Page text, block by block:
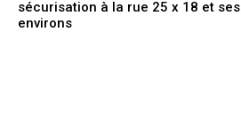
sécurisation à la rue 25 x 18 et ses
environs